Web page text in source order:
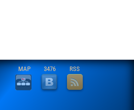
MAP 3476 RSS